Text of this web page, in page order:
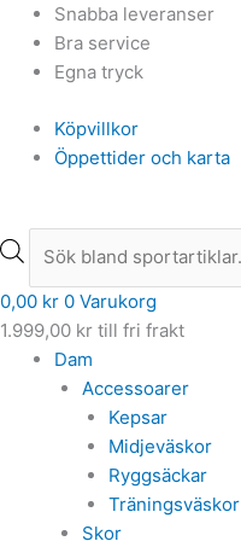
Hoppa
innehåll
Snabba leveranser
Bra service
Egna tryck
Köpvillkor
Öppettider och karta
Products
search
0,00 kr 0 Varukorg
1.999,00 kr till fri frakt
Dam
Accessoarer
Kepsar
Midjeväskor
Ryggsäckar
Träningsväskor
Skor
Products
search